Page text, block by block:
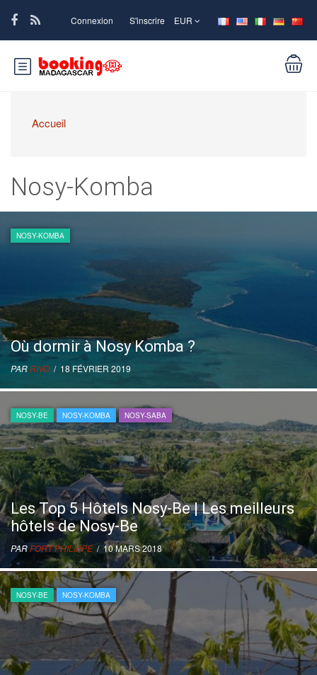
Connexion S'inscrire EUR
Accueil
Nosy-Komba
NOSY-KOMBA
Où dormir à Nosy Komba ?
PARRIVO/ 18 FÉVRIER 2019
NOSY-BE NOSY-KOMBA NOSY-SABA
Les Top 5 Hôtels Nosy-Be | Les meilleurs
hôtels de Nosy-Be
PARFORT PHILIPPE/ 10 MARS 2018
NOSY-BE NOSY-KOMBA